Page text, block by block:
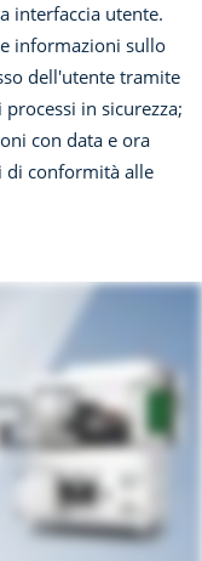
interfaccia utente.
informazioni sullo
dell'utente tramite
in sicurezza;
con data e ora
di conformità alle